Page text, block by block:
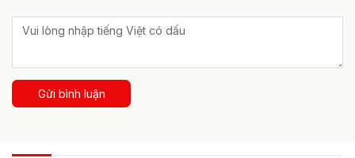
Gửi bình luận